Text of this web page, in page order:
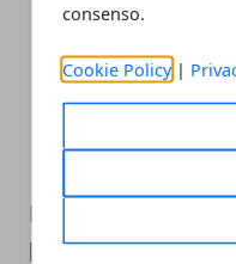
consenso.
Cookie Policy |
Non tutti i
personalizzabile